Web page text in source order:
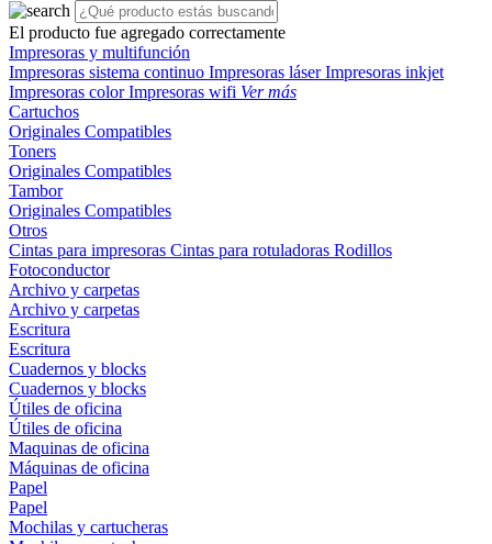
El producto fue agregado correctamente
Impresoras y multifunción
Impresoras sistema continuo Impresoras láserImpresoras inkjet
Impresoras colorImpresoras wifi Ver más
Cartuchos
Originales Compatibles
Toners
Originales Compatibles
Tambor
Originales Compatibles
Otros
Cintas para impresoras Cintas para rotuladoras Rodillos
Fotoconductor
Archivo y carpetas
Archivo y carpetas
Escritura
Escritura
Cuadernos y blocks
Cuadernos y blocks
Útiles de oficina
Útiles de oficina
Maquinas de oficina
Máquinas de oficina
Papel
Papel
Mochilas y cartucheras